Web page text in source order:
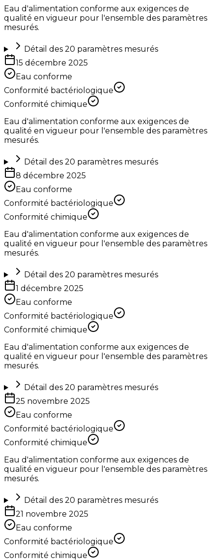
Eau d'alimentation conforme aux exigences de
qualité en vigueur pour l'ensemble des paramètres
mesurés.
Détail des 20 paramètres mesurés
15 décembre 2025
Eau conforme
Conformité bactériologique
Conformité chimique
Eau d'alimentation conforme aux exigences de
qualité en vigueur pour l'ensemble des paramètres
mesurés.
Détail des 20 paramètres mesurés
8 décembre 2025
Eau conforme
Conformité bactériologique
Conformité chimique
Eau d'alimentation conforme aux exigences de
qualité en vigueur pour l'ensemble des paramètres
mesurés.
Détail des 20 paramètres mesurés
1 décembre 2025
Eau conforme
Conformité bactériologique
Conformité chimique
Eau d'alimentation conforme aux exigences de
qualité en vigueur pour l'ensemble des paramètres
mesurés.
Détail des 20 paramètres mesurés
25 novembre 2025
Eau conforme
Conformité bactériologique
Conformité chimique
Eau d'alimentation conforme aux exigences de
qualité en vigueur pour l'ensemble des paramètres
mesurés.
Détail des 20 paramètres mesurés
21 novembre 2025
Eau conforme
Conformité bactériologique
Conformité chimique